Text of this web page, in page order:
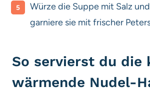
Würze die Suppe mit Salz
garniere sie mit frischer
So servierst du die
wärmende Nudel-